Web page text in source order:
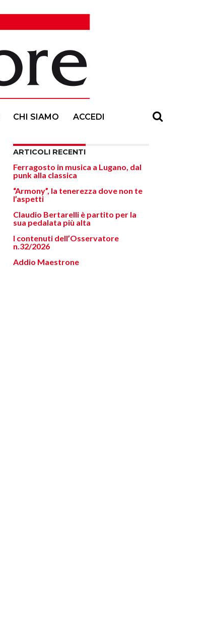
CHI SIAMO ACCEDI
ARTICOLI RECENTI
Ferragosto in musica a Lugano, dal
punk alla classica
“Armony”, la tenerezza dove non te
l’aspetti
Claudio Bertarelli è partito per la
sua pedalata più alta
I contenuti dell’Osservatore
n.32/2026
Addio Maestrone